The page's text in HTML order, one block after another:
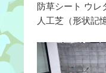
防草シート ウレ
人工芝（形状記